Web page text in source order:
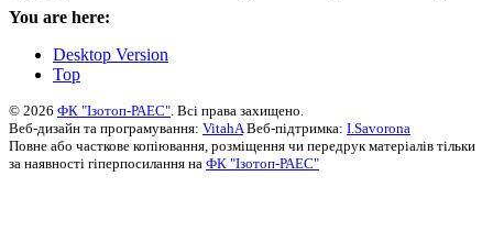
You are here:
Desktop Version
Top
© 2026 ФК "Ізотоп-РАЕС" . Всі права захищено.
Веб-дизайн та програмування: VitahA Веб-підтримка: I.Savorona
Повне або часткове копіювання, розміщення чи передрук матеріалів тільки
за наявності гіперпосилання на ФК "Ізотоп-РАЕС"